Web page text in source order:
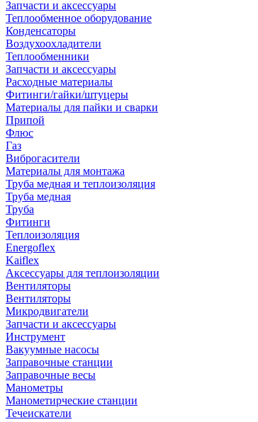
Запчасти и аксессуары
Теплообменное оборудование
Конденсаторы
Воздухоохладители
Теплообменники
Запчасти и аксессуары
Расходные материалы
Фитинги/гайки/штуцеры
Материалы для пайки и сварки
Припой
Флюс
Газ
Виброгасители
Материалы для монтажа
Труба медная и теплоизоляция
Труба медная
Труба
Фитинги
Теплоизоляция
Energoflex
Kaiflex
Аксессуары для теплоизоляции
Вентиляторы
Вентиляторы
Микродвигатели
Запчасти и аксессуары
Инструмент
Вакуумные насосы
Заправочные станции
Заправочные весы
Манометры
Манометирческие станции
Течеискатели